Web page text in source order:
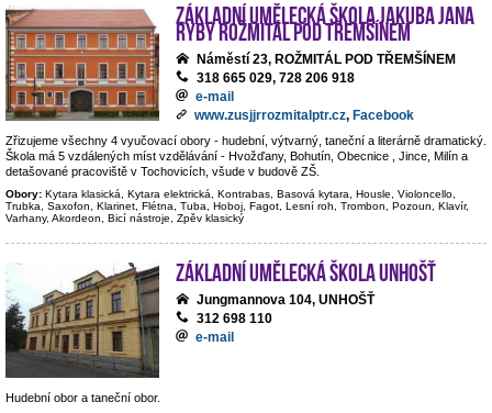
Základní umělecká škola Jakuba Jana
Ryby Rožmitál pod Třemšínem
Náměstí 23, ROŽMITÁL POD TŘEMŠÍNEM
318 665 029, 728 206 918
e-mail
www.zusjjrrozmitalptr.cz, Facebook
Zřizujeme všechny 4 vyučovací obory - hudební, výtvarný, taneční a literárně dramatický.
Škola má 5 vzdálených míst vzdělávání - Hvožďany, Bohutín, Obecnice , Jince, Milín a
detašované pracoviště v Tochovicích, všude v budově ZŠ.
Obory: Kytara klasická, Kytara elektrická, Kontrabas, Basová kytara, Housle, Violoncello,
Trubka, Saxofon, Klarinet, Flétna, Tuba, Hoboj, Fagot, Lesní roh, Trombon, Pozoun, Klavír,
Varhany, Akordeon, Bicí nástroje, Zpěv klasický
Základní umělecká škola Unhošť
Jungmannova 104, UNHOŠŤ
312 698 110
e-mail
Hudební obor a taneční obor.